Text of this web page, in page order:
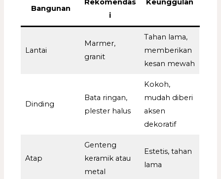
Bangunan
Rekomendas
i
Keunggulan
Lantai
Marmer,
granit
Tahan lama,
memberikan
kesan mewah
Dinding
Bata ringan,
plester halus
Kokoh,
mudah diberi
aksen
dekoratif
Atap
Genteng
keramik atau
metal
Estetis, tahan
lama